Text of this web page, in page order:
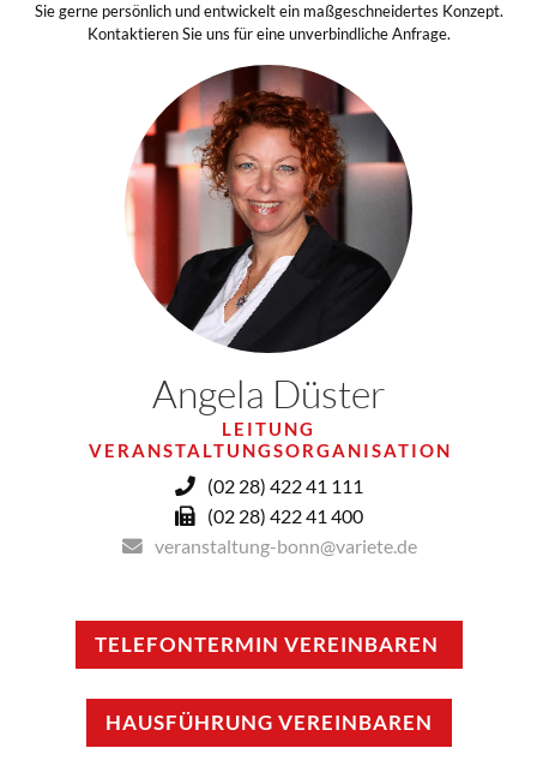
Sie gerne persönlich und entwickelt ein maßgeschneidertes Konzept.
Kontaktieren Sie uns für eine unverbindliche Anfrage.
Angela Düster
LEITUNG
VERANSTALTUNGSORGANISATION
(02 28) 422 41 111
(02 28) 422 41 400
veranstaltung-bonn@variete.de
TELEFONTERMIN VEREINBAREN
HAUSFÜHRUNG VEREINBAREN